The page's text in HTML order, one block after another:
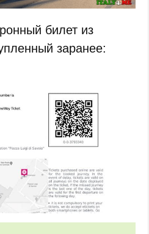
билет из
заранее: